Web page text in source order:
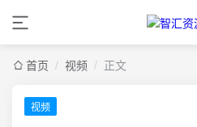
首页 / 视频 / 正文
视频